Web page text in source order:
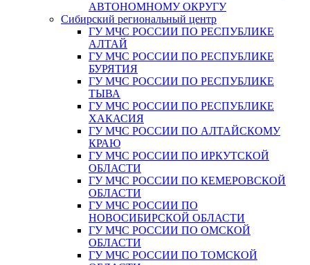
АВТОНОМНОМУ ОКРУГУ
Сибирский региональный центр
ГУ МЧС РОССИИ ПО РЕСПУБЛИКЕ
АЛТАЙ
ГУ МЧС РОССИИ ПО РЕСПУБЛИКЕ
БУРЯТИЯ
ГУ МЧС РОССИИ ПО РЕСПУБЛИКЕ
ТЫВА
ГУ МЧС РОССИИ ПО РЕСПУБЛИКЕ
ХАКАСИЯ
ГУ МЧС РОССИИ ПО АЛТАЙСКОМУ
КРАЮ
ГУ МЧС РОССИИ ПО ИРКУТСКОЙ
ОБЛАСТИ
ГУ МЧС РОССИИ ПО КЕМЕРОВСКОЙ
ОБЛАСТИ
ГУ МЧС РОССИИ ПО
НОВОСИБИРСКОЙ ОБЛАСТИ
ГУ МЧС РОССИИ ПО ОМСКОЙ
ОБЛАСТИ
ГУ МЧС РОССИИ ПО ТОМСКОЙ